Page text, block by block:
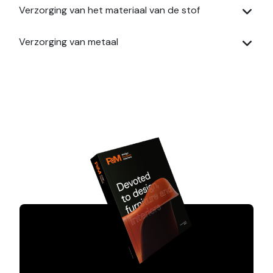
Verzorging van het materiaal van de stof
Verzorging van metaal